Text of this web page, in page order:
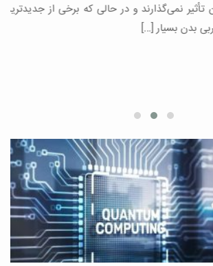
نمی‌گذارند و در حالی که برخی از جدیدترین
بدن بسیار […]